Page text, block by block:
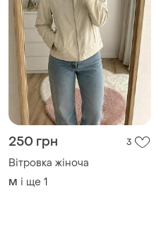
250 грн 3
Вітровка жіноча
M і ще 1